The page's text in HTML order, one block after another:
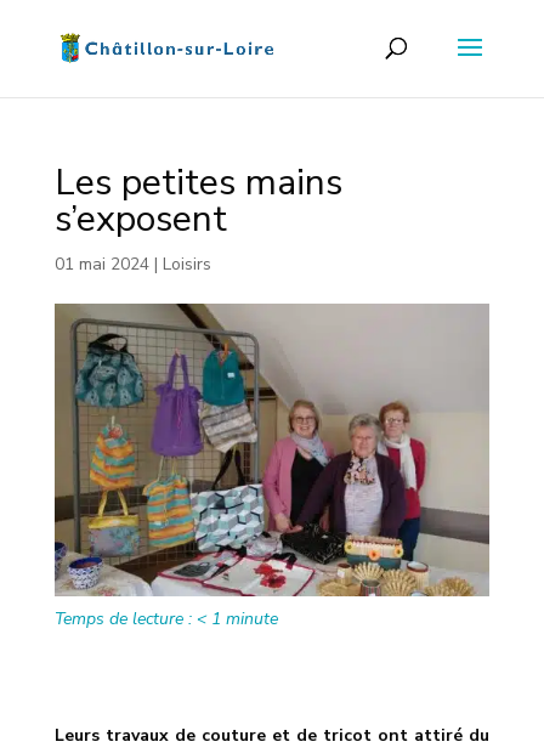
Les petites mains
s’exposent
01 mai 2024| Loisirs
Temps de lecture : < 1 minute
Leurs travaux de couture et de tricot ont attiré du